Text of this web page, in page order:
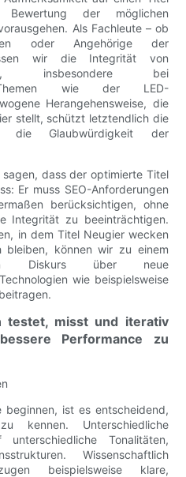
der möglichen
Als Fachleute – ob
oder Angehörige der
wir die Integrität von
insbesondere bei
Themen wie der LED-
Herangehensweise, die
stellt, schützt letztendlich die
die Glaubwürdigkeit der
dass der optimierte Titel
Er muss SEO-Anforderungen
berücksichtigen, ohne
Integrität zu beeinträchtigen.
in dem Titel Neugier wecken
bleiben, können wir zu einem
Diskurs über neue
wie beispielsweise
testet, misst und iterativ
Performance zu
beginnen, ist es entscheidend,
kennen. Unterschiedliche
Tonalitäten,
Wissenschaftlich
beispielsweise klare,